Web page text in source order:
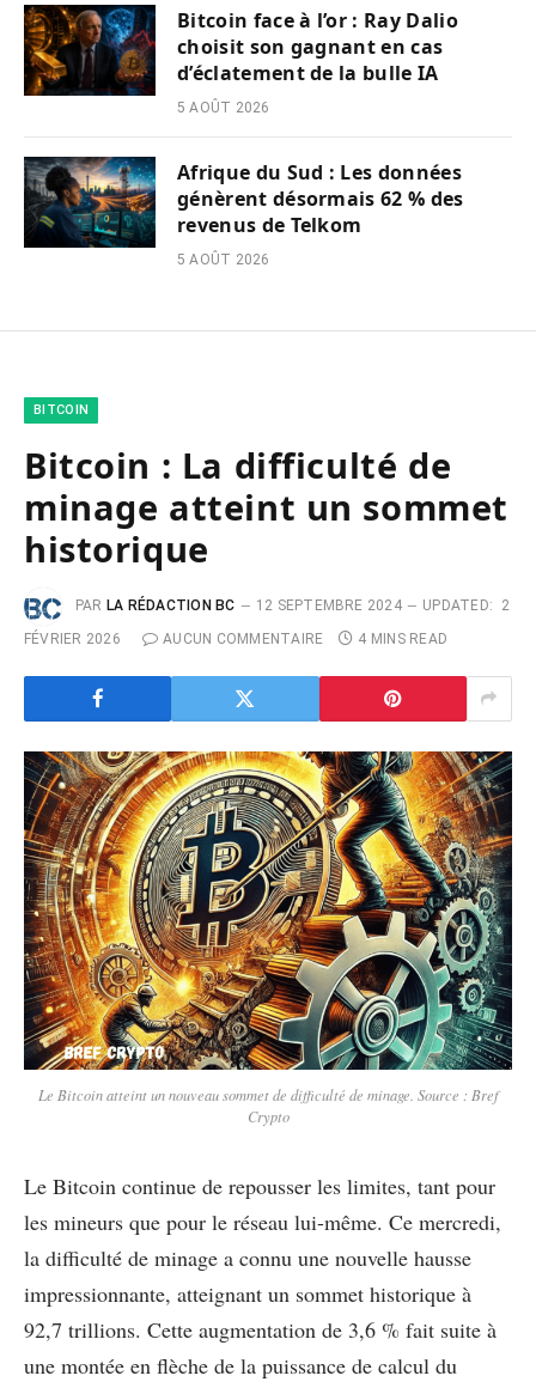
Bitcoin face à l’or : Ray Dalio
choisit son gagnant en cas
d’éclatement de la bulle IA
5 AOÛT 2026
Afrique du Sud : Les données
génèrent désormais 62 % des
revenus de Telkom
5 AOÛT 2026
BITCOIN
Bitcoin : La difficulté de
minage atteint un sommet
historique
PAR LA RÉDACTION BC 12 SEPTEMBRE 2024 UPDATED:
2
FÉVRIER 2026
AUCUN COMMENTAIRE 4 MINS READ
Le Bitcoin atteint un nouveau sommet de difficulté de minage. Source : Bref
Crypto
Le Bitcoin continue de repousser les limites, tant pour
les mineurs que pour le réseau lui-même. Ce mercredi,
la difficulté de minage a connu une nouvelle hausse
impressionnante, atteignant un sommet historique à
92,7 trillions. Cette augmentation de 3,6 % fait suite à
une montée en flèche de la puissance de calcul du